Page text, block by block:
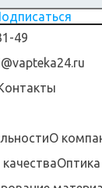
49
О
Оптика